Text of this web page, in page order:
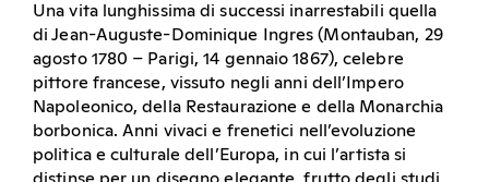
Una vita lunghissima di successi inarrestabili quella
di Jean-Auguste-Dominique Ingres (Montauban, 29
agosto 1780 – Parigi, 14 gennaio 1867), celebre
pittore francese, vissuto negli anni dell’Impero
Napoleonico, della Restaurazione e della Monarchia
borbonica. Anni vivaci e frenetici nell’evoluzione
politica e culturale dell’Europa, in cui l’artista si
distinse per un disegno elegante, frutto degli studi